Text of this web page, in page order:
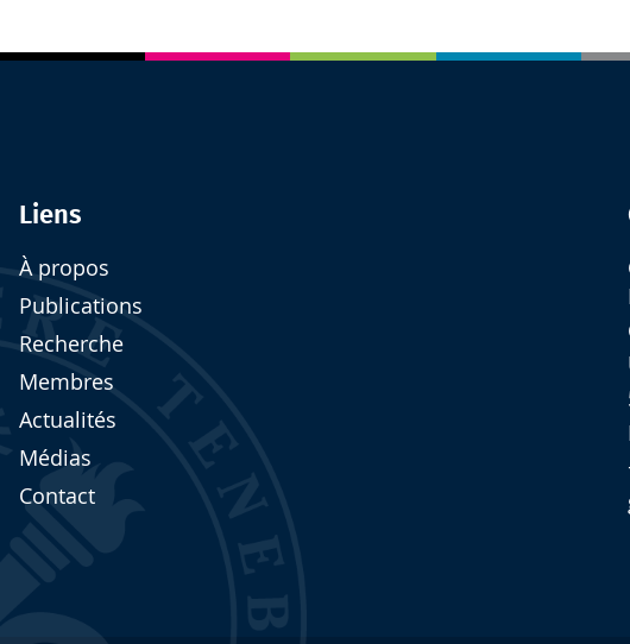
Liens
À propos
Publications
Recherche
Membres
Actualités
Médias
Contact